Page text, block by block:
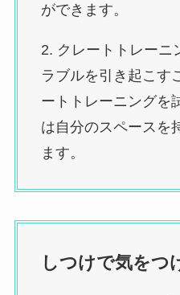
ができます。
2. クレートトレーニ
ラブルを引き起こす
ートトレーニングを
は自分のスペースを
ます。
しつけで気をつ